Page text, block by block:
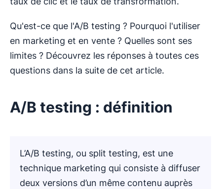
Qu'est-ce que l'A/B testing ? Pourquoi l'utiliser
en marketing et en vente ? Quelles sont ses
limites ? Découvrez les réponses à toutes ces
questions dans la suite de cet article.
A/B testing : définition
L’A/B testing, ou split testing, est une
technique marketing qui consiste à diffuser
deux versions d’un même contenu auprès